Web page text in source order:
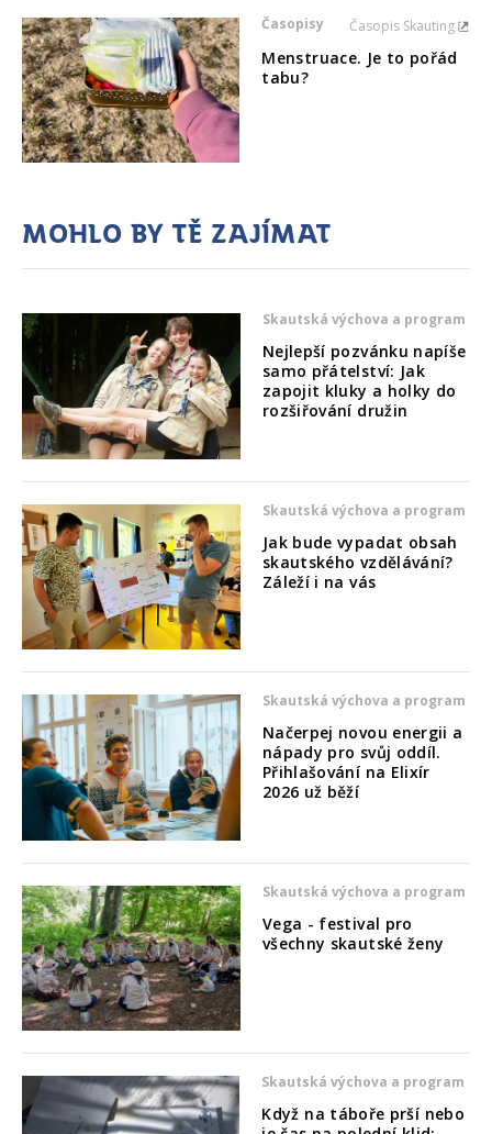
Časopisy Časopis Skauting
Menstruace. Je to pořád
tabu?
Mohlo by tě zajímat
Skautská výchova a program
Nejlepší pozvánku napíše
samo přátelství: Jak
zapojit kluky a holky do
rozšiřování družin
Skautská výchova a program
Jak bude vypadat obsah
skautského vzdělávání?
Záleží i na vás
Skautská výchova a program
Načerpej novou energii a
nápady pro svůj oddíl.
Přihlašování na Elixír
2026 už běží
Skautská výchova a program
Vega - festival pro
všechny skautské ženy
Skautská výchova a program
Když na táboře prší nebo